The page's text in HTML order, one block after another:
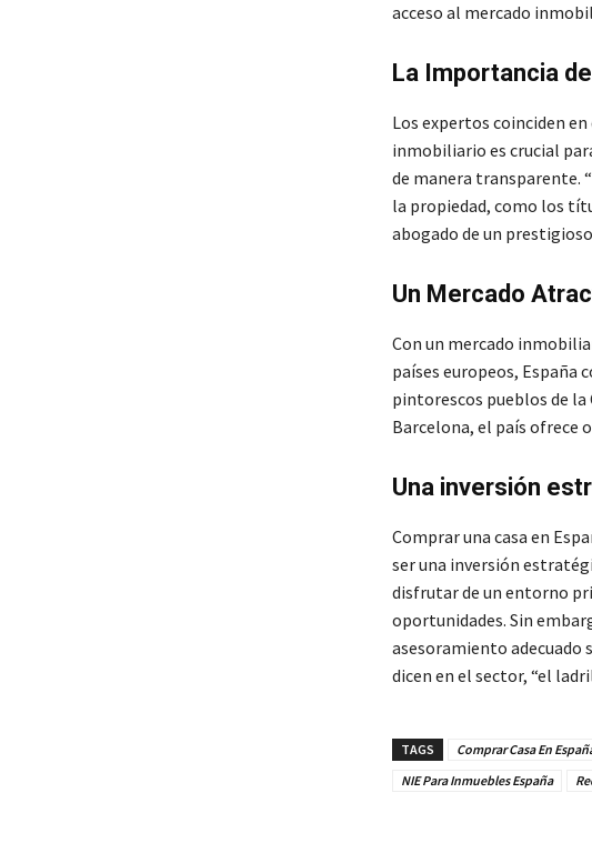
acceso al mercado
La Importancia
Los expertos coinciden
inmobiliario es crucial
de manera transparente.
la propiedad, como los
abogado de un
Un Mercado
Con un mercado
países europeos, España
pintorescos pueblos de la
Barcelona, el país ofrece
Una inversión
Comprar una casa en
ser una inversión
disfrutar de un entorno
oportunidades. Sin
asesoramiento adecuado
dicen en el sector, “el
TAGS Comprar Casa En
NIE Para Inmuebles España